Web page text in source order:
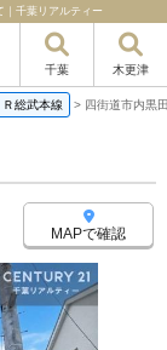
千葉リアルティー
千葉 木更津
Ｒ総武本線 > 四街道市内黒
MAPで確認